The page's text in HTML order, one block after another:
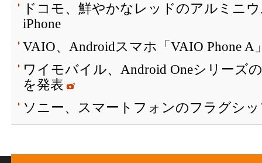
ドコモ、鮮やかなレッドのアルミニ
iPhone
VAIO、Androidスマホ「VAIO Phone A
ワイモバイル、Android Oneシリーズ
を発表
ソニー、スマートフォンのフラグシ